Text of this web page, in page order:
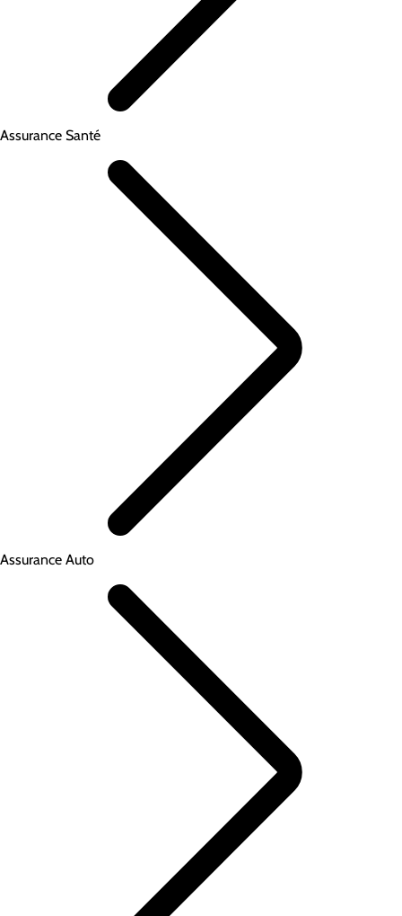
Assurance Santé
Assurance Auto